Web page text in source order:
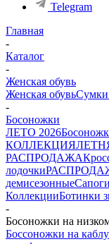
Telegram
Главная
-
Каталог
-
Женская обувь
Женская обувьСумки
-
Босоножки
ЛЕТО 2026
КОЛЛЕКЦИЯ
РАСПРОДАЖА
лодочки
демисезонные
КоллекцииБотинки
-
Босоножки на
Боссоножки на